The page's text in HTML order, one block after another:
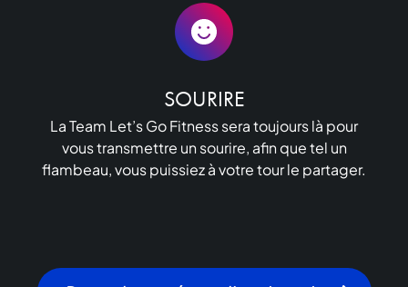
SOURIRE
La Team Let’s Go Fitness sera toujours là pour
vous transmettre un sourire, afin que tel un
flambeau, vous puissiez à votre tour le partager.